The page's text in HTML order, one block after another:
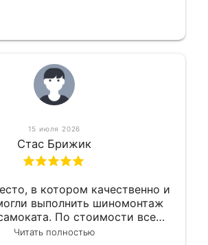
15 июля 2026
Стас Брижик
в котором качественно и
выполнить шиномонтаж
По стоимости все
приемлемо хочу сказать.
Читать полностью